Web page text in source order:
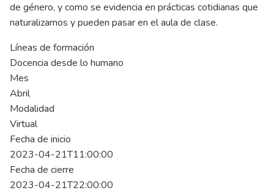
de género, y como se evidencia en prácticas cotidianas que
naturalizamos y pueden pasar en el aula de clase.
Líneas de formación
Docencia desde lo humano
Mes
Abril
Modalidad
Virtual
Fecha de inicio
2023-04-21T11:00:00
Fecha de cierre
2023-04-21T22:00:00